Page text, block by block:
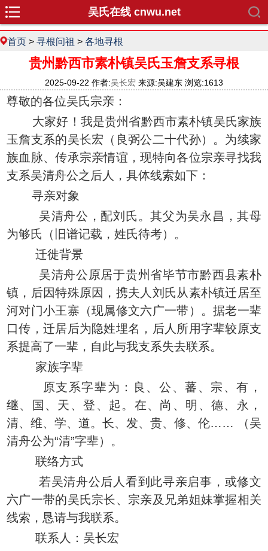
吴氏在线 cnwu.net
首页 > 寻根问祖 > 各地寻根
贵州黔西市素朴镇吴氏玉詹支系寻根
2025-09-22 作者:吴长宏 来源:吴建东 浏览:1613
尊敬的各位吴氏宗亲：
大家好！我是贵州省黔西市素朴镇吴氏家族
玉詹支系的吴长宏（良弼公二十代孙）。为续家
族血脉、传承宗亲情谊，现特向各位宗亲寻找我
支系吴清舟公之后人，具体线索如下：
寻亲对象
吴清舟公，配刘氏。其父为吴永昌，其母
为够氏（旧谱记载，姓氏待考）。
迁徙背景
吴清舟公原居于贵州省毕节市黔西县素朴
镇，后因特殊原因，携夫人刘氏从素朴镇迁居至
河对门小王寨（现属修文六广一带）。据老一辈
口传，迁居后为隐姓埋名，后人所用字辈较原支
系提高了一辈，自此与我支系失去联系。
家族字辈
原支系字辈为：良、公、蕃、宗、有，
继、国、天、登、起。在、尚、明、德、永，
清、维、学、道。长、发、贵、修、伦…… （吴
清舟公为“清”字辈）。
联络方式
若吴清舟公后人看到此寻亲启事，或修文
六广一带的吴氏宗长、宗亲及兄弟姐妹掌握相关
线索，恳请与我联系。
联系人：吴长宏